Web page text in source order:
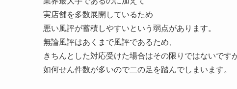
実店舗を多数展開しているため
悪い風評が蓄積しやすいという弱点があります。
無論風評はあくまで風評であるため、
きちんとした対応受けた場合はその限りではないですが
如何せん件数が多いので二の足を踏んでしまいます。